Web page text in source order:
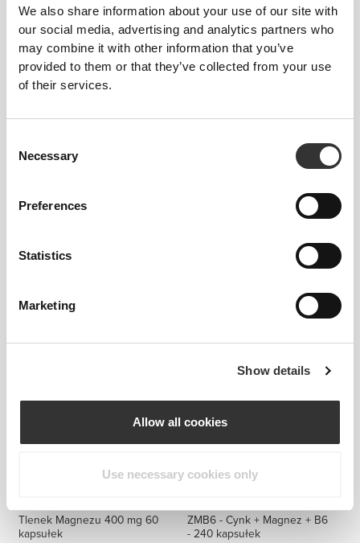
We also share information about your use of our site with
our social media, advertising and analytics partners who
may combine it with other information that you’ve
provided to them or that they’ve collected from your use
of their services.
Selection
Necessary
Preferences
Statistics
Marketing
Show details
Allow all cookies
Use necessary cookies only
ZMB z Albion® Magnezem
Bisglicynianem 60 kapsułek
wegetariańskich
51,19 zł
Wapń, Cynk i Magnez 90
tabletek
76,80 zł
Tlenek Magnezu 400 mg 60
kapsułek
ZMB6 - Cynk + Magnez + B6
- 240 kapsułek